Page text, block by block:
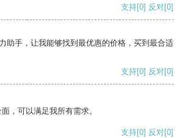
支持[0] 反对[0]
助手，让我能够找到最优惠的价格，买到最合适
支持[0] 反对[0]
，可以满足我所有需求。
支持[0] 反对[0]